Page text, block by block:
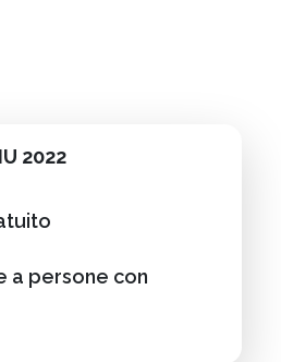
2022
a persone con